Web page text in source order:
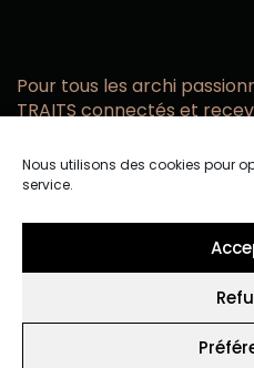
Nous utilisons des cookies pour
service.
Pour tous les archi
TRAITS connectés et
email
confidentialité.